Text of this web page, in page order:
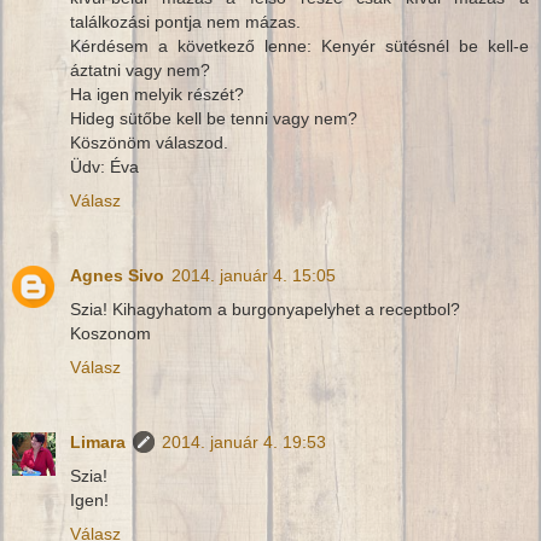
találkozási pontja nem mázas.
Kérdésem a következő lenne: Kenyér sütésnél be kell-e
áztatni vagy nem?
Ha igen melyik részét?
Hideg sütőbe kell be tenni vagy nem?
Köszönöm válaszod.
Üdv: Éva
Válasz
Agnes Sivo 2014. január 4. 15:05
Szia! Kihagyhatom a burgonyapelyhet a receptbol?
Koszonom
Válasz
Limara
2014. január 4. 19:53
Szia!
Igen!
Válasz